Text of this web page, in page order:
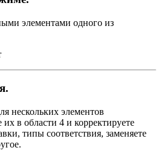
элементами одного из
нескольких элементов
в области 4 и корректируете
типы соответствия, заменяете